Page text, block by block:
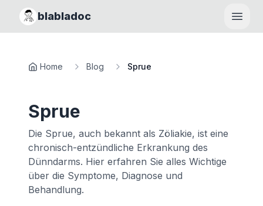
blabladoc
Home Blog Sprue
Sprue
Die Sprue, auch bekannt als Zöliakie, ist eine
chronisch-entzündliche Erkrankung des
Dünndarms. Hier erfahren Sie alles Wichtige
über die Symptome, Diagnose und
Behandlung.